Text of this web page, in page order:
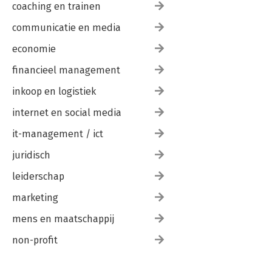
coaching en trainen
communicatie en media
economie
financieel management
inkoop en logistiek
internet en social media
it-management / ict
juridisch
leiderschap
marketing
mens en maatschappij
non-profit